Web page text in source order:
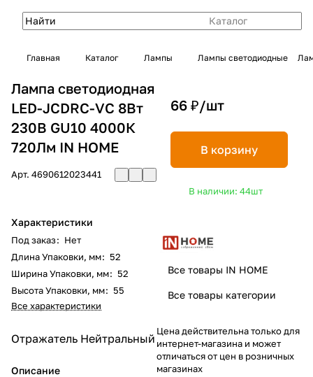
Каталог
Главная Каталог Лампы Лампы светодиодные
Лампа светодиодная
LED-JCDRC-VC 8Вт
230В GU10 4000К
720Лм IN HOME
Арт. 4690612023441
Характеристики
Под заказ: Нет
Длина Упаковки, мм: 52
Ширина Упаковки, мм: 52
Высота Упаковки, мм: 55
Все характеристики
Отражатель Нейтральный
Описание
66 ₽/шт
В корзину
В наличии: 44шт
Все товары IN HOME
Все товары категории
Цена действительна только для
интернет-магазина и может
отличаться от цен в розничных
магазинах